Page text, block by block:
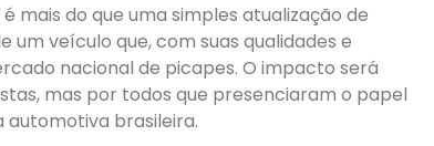
é mais do que uma simples atualização de
veículo que, com suas qualidades e
nacional de picapes. O impacto será
mas por todos que presenciaram o papel
automotiva brasileira.